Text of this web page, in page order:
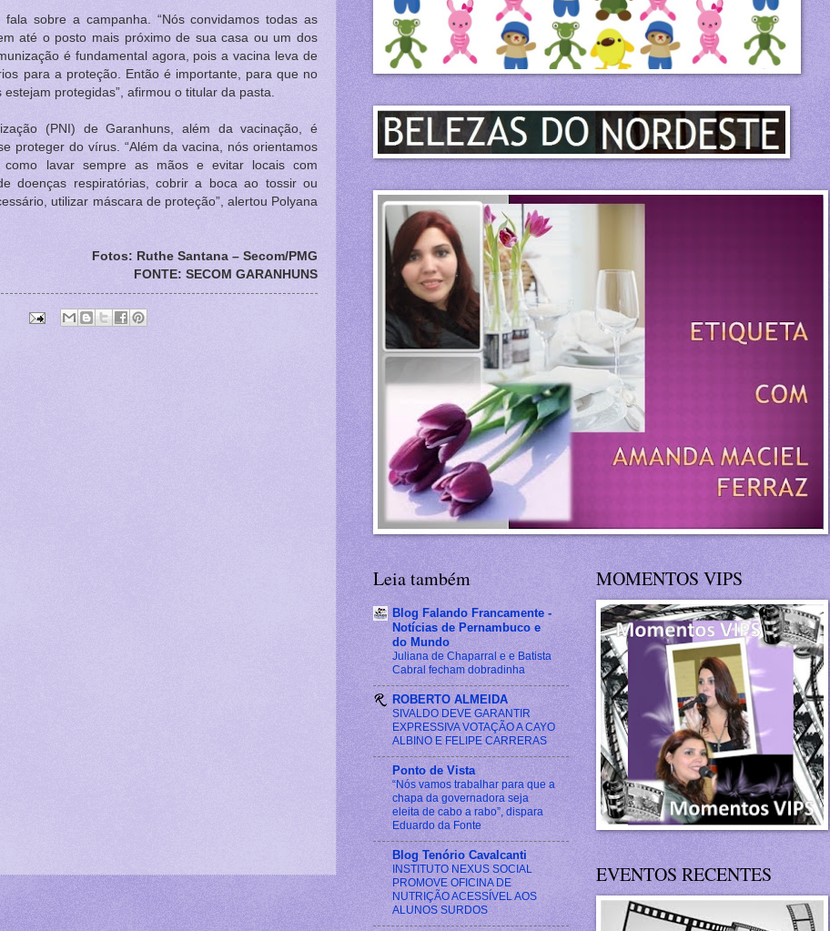
sobre a campanha. “Nós convidamos todas as
até o posto mais próximo de sua casa ou um dos
é fundamental agora, pois a vacina leva de
para a proteção. Então é importante, para que no
protegidas”, afirmou o titular da pasta.
(PNI) de Garanhuns, além da vacinação, é
proteger do vírus. “Além da vacina, nós orientamos
lavar sempre as mãos e evitar locais com
doenças respiratórias, cobrir a boca ao tossir ou
utilizar máscara de proteção”, alertou Polyana
Fotos: Ruthe Santana – Secom/PMG
FONTE: SECOM GARANHUNS
Leia também
Blog Falando Francamente -
Notícias de Pernambuco e
do Mundo
Juliana de Chaparral e e Batista
Cabral fecham dobradinha
ROBERTO ALMEIDA
SIVALDO DEVE GARANTIR
EXPRESSIVA VOTAÇÃO A CAYO
ALBINO E FELIPE CARRERAS
Ponto de Vista
“Nós vamos trabalhar para que a
chapa da governadora seja
eleita de cabo a rabo”, dispara
Eduardo da Fonte
Blog Tenório Cavalcanti
INSTITUTO NEXUS SOCIAL
PROMOVE OFICINA DE
NUTRIÇÃO ACESSÍVEL AOS
ALUNOS SURDOS
MOMENTOS VIPS
EVENTOS RECENTES